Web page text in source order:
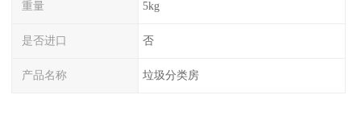
重量 5kg
是否进口 否
产品名称 垃圾分类房